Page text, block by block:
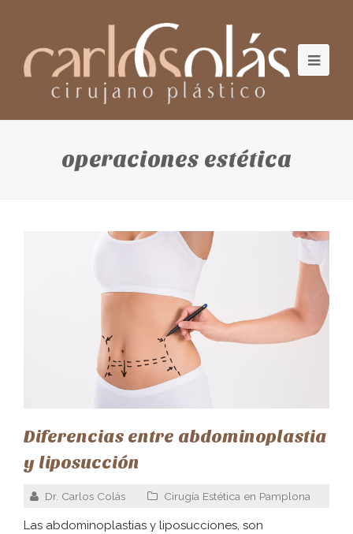
operaciones estética
Diferencias entre abdominoplastia
y liposucción
Dr. Carlos Colás Cirugía Estética en Pamplona
Las abdominoplastias y liposucciones, son